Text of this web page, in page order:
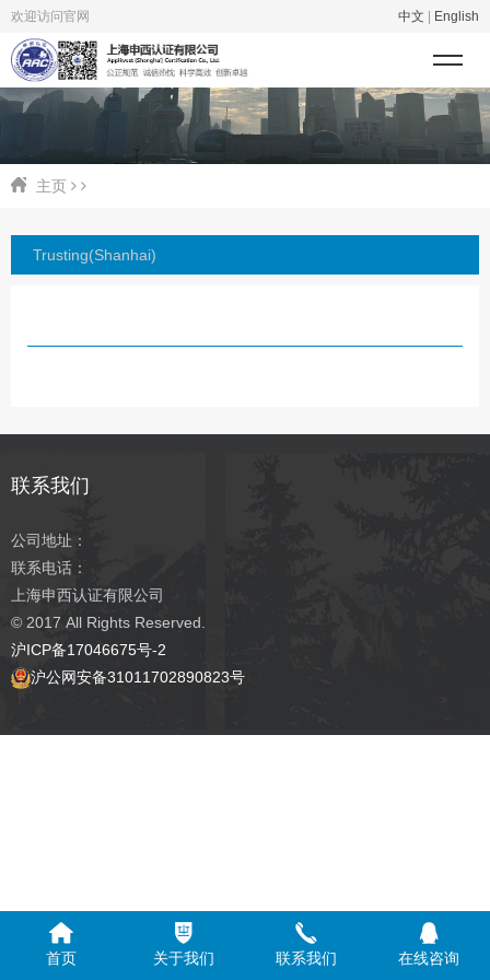
欢迎访问官网 中文 English
主页
Trusting(Shanhai)
联系我们
公司地址：
联系电话：
上海申西认证有限公司
© 2017 All Rights Reserved.
沪ICP备17046675号-2
沪公网安备31011702890823号
首页 关于我们 联系我们 在线咨询